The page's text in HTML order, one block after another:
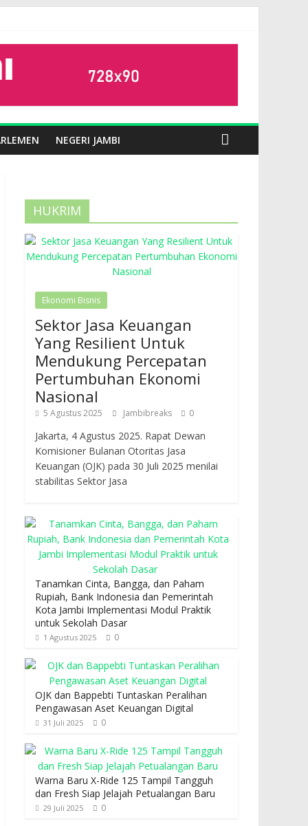
NEGERI JAMBI
HUKRIM
Ekonomi Bisnis
Sektor Jasa Keuangan
Yang Resilient Untuk
Mendukung Percepatan
Pertumbuhan Ekonomi
Nasional
5 Agustus 2025 Jambibreaks 0
Jakarta, 4 Agustus 2025. Rapat Dewan
Komisioner Bulanan Otoritas Jasa
Keuangan (OJK) pada 30 Juli 2025 menilai
stabilitas Sektor Jasa
Tanamkan Cinta, Bangga, dan Paham
Rupiah, Bank Indonesia dan Pemerintah
Kota Jambi Implementasi Modul Praktik
untuk Sekolah Dasar
1 Agustus 2025 0
OJK dan Bappebti Tuntaskan Peralihan
Pengawasan Aset Keuangan Digital
31 Juli 2025 0
Warna Baru X-Ride 125 Tampil Tangguh
dan Fresh Siap Jelajah Petualangan Baru
29 Juli 2025 0